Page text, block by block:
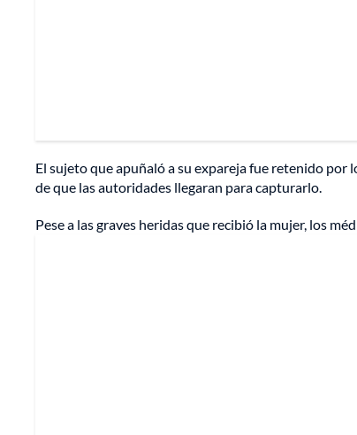
El sujeto que apuñaló a su expareja fue retenido
de que las autoridades llegaran para capturarlo.
Pese a las graves heridas que recibió la mujer, los